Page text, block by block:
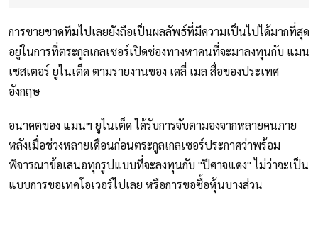
การขายขาดทีมไปเลยยังถือเป็นผลลัพธ์ที่มีความเป็นไปได้มากที่สุด
อยู่ในการที่ตระกูลเกลเซอร์เปิดช่องทางหาคนที่จะมาลงทุนกับ แมน
เชสเตอร์ ยูไนเต็ด ตามรายงานของ เดลี่ เมล สื่อของประเทศ
อังกฤษ
อนาคตของ แมนฯ ยูไนเต็ด ได้รับการจับตามองจากหลายคนภาย
หลังเมื่อช่วงหลายเดือนก่อนตระกูลเกลเซอร์ประกาศว่าพร้อม
พิจารณาข้อเสนอทุกรูปแบบที่จะลงทุนกับ "ปีศาจแดง" ไม่ว่าจะเป็น
แบบการขอเทคโอเวอร์ไปเลย หรือการขอซื้อหุ้นบางส่วน